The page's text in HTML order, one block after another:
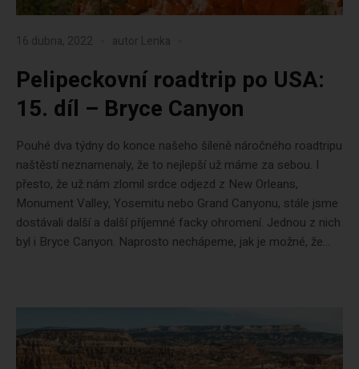
16 dubna, 2022 autor Lenka
Pelipeckovní roadtrip po USA:
15. díl – Bryce Canyon
Pouhé dva týdny do konce našeho šíleně náročného roadtripu
naštěstí neznamenaly, že to nejlepší už máme za sebou. I
přesto, že už nám zlomil srdce odjezd z New Orleans,
Monument Valley, Yosemitu nebo Grand Canyonu, stále jsme
dostávali další a další příjemné facky ohromení. Jednou z nich
byl i Bryce Canyon. Naprosto nechápeme, jak je možné, že...